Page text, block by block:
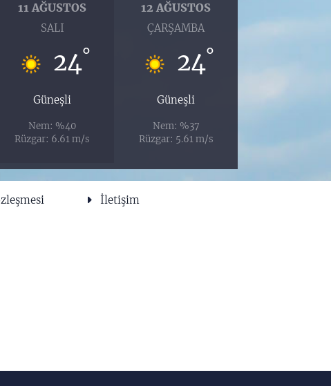
11 AĞUSTOS
SALI
24°
Güneşli
Nem: %40
Rüzgar: 6.61 m/s
12 AĞUSTOS
ÇARŞAMBA
24°
Güneşli
Nem: %37
Rüzgar: 5.61 m/s
İletişim